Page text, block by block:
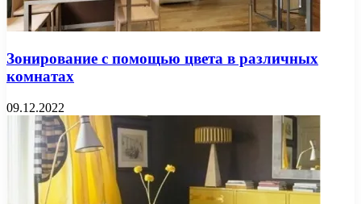
Зонирование с помощью цвета в различных
комнатах
09.12.2022